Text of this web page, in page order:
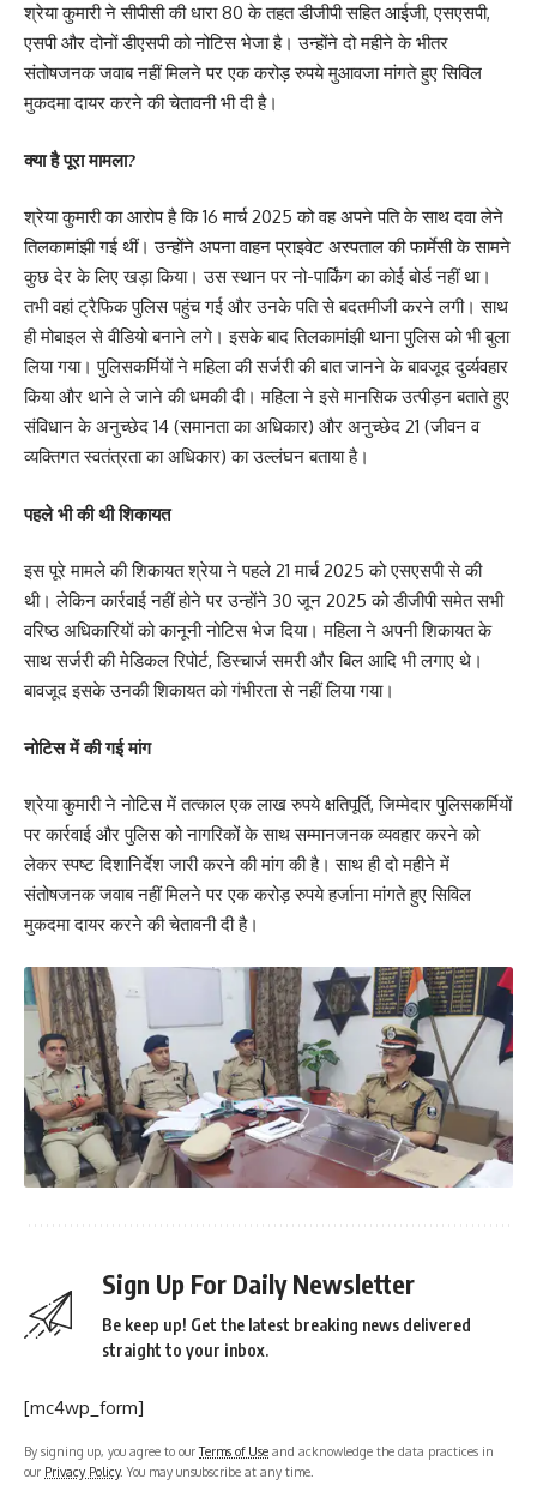
श्रेया कुमारी ने सीपीसी की धारा 80 के तहत डीजीपी सहित आईजी, एसएसपी,
एसपी और दोनों डीएसपी को नोटिस भेजा है। उन्होंने दो महीने के भीतर
संतोषजनक जवाब नहीं मिलने पर एक करोड़ रुपये मुआवजा मांगते हुए सिविल
मुकदमा दायर करने की चेतावनी भी दी है।
क्या है पूरा मामला?
श्रेया कुमारी का आरोप है कि 16 मार्च 2025 को वह अपने पति के साथ दवा लेने
तिलकामांझी गई थीं। उन्होंने अपना वाहन प्राइवेट अस्पताल की फार्मेसी के सामने
कुछ देर के लिए खड़ा किया। उस स्थान पर नो-पार्किंग का कोई बोर्ड नहीं था।
तभी वहां ट्रैफिक पुलिस पहुंच गई और उनके पति से बदतमीजी करने लगी। साथ
ही मोबाइल से वीडियो बनाने लगे। इसके बाद तिलकामांझी थाना पुलिस को भी बुला
लिया गया। पुलिसकर्मियों ने महिला की सर्जरी की बात जानने के बावजूद दुर्व्यवहार
किया और थाने ले जाने की धमकी दी। महिला ने इसे मानसिक उत्पीड़न बताते हुए
संविधान के अनुच्छेद 14 (समानता का अधिकार) और अनुच्छेद 21 (जीवन व
व्यक्तिगत स्वतंत्रता का अधिकार) का उल्लंघन बताया है।
पहले भी की थी शिकायत
इस पूरे मामले की शिकायत श्रेया ने पहले 21 मार्च 2025 को एसएसपी से की
थी। लेकिन कार्रवाई नहीं होने पर उन्होंने 30 जून 2025 को डीजीपी समेत सभी
वरिष्ठ अधिकारियों को कानूनी नोटिस भेज दिया। महिला ने अपनी शिकायत के
साथ सर्जरी की मेडिकल रिपोर्ट, डिस्चार्ज समरी और बिल आदि भी लगाए थे।
बावजूद इसके उनकी शिकायत को गंभीरता से नहीं लिया गया।
नोटिस में की गई मांग
श्रेया कुमारी ने नोटिस में तत्काल एक लाख रुपये क्षतिपूर्ति, जिम्मेदार पुलिसकर्मियों
पर कार्रवाई और पुलिस को नागरिकों के साथ सम्मानजनक व्यवहार करने को
लेकर स्पष्ट दिशानिर्देश जारी करने की मांग की है। साथ ही दो महीने में
संतोषजनक जवाब नहीं मिलने पर एक करोड़ रुपये हर्जाना मांगते हुए सिविल
मुकदमा दायर करने की चेतावनी दी है।
Sign Up For Daily Newsletter
Be keep up! Get the latest breaking news delivered
straight to your inbox.
[mc4wp_form]
By signing up, you agree to ourTerms of Use and acknowledge the data practices in
our Privacy Policy. You may unsubscribe at any time.